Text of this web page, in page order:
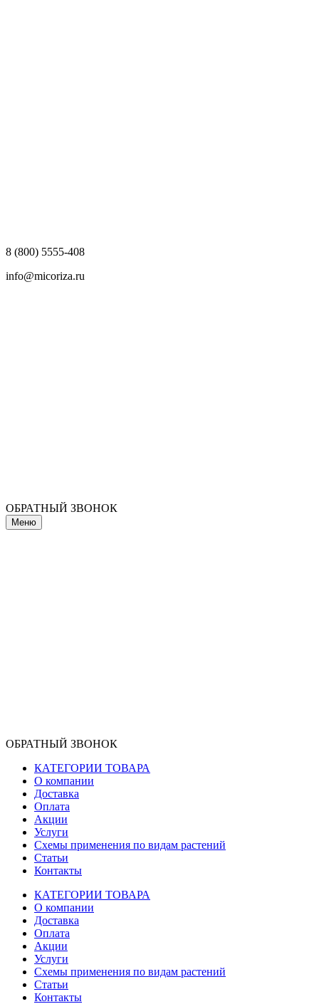
8 (800) 5555-408
info@micoriza.ru
ОБРАТНЫЙ ЗВОНОК
Меню
ОБРАТНЫЙ ЗВОНОК
КАТЕГОРИИ ТОВАРА
О компании
Доставка
Оплата
Акции
Услуги
Схемы применения по видам растений
Статьи
Контакты
КАТЕГОРИИ ТОВАРА
О компании
Доставка
Оплата
Акции
Услуги
Схемы применения по видам растений
Статьи
Контакты